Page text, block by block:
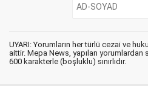
UYARI: Yorumların her türlü cezai ve
aittir. Mepa News, yapılan
600 karakterle (boşluklu) sınırlıdır.